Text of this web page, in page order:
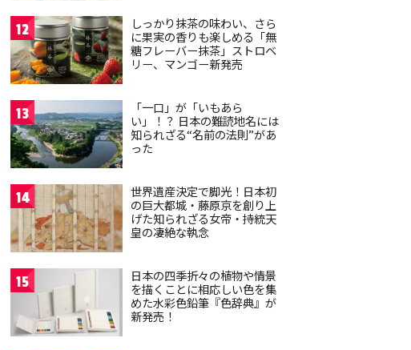
12
しっかり抹茶の味わい、さら
に果実の香りも楽しめる「無
糖フレーバー抹茶」ストロベ
リー、マンゴー新発売
13
「一口」が「いもあら
い」！？ 日本の難読地名には
知られざる“名前の法則”があ
った
14
世界遺産決定で脚光！日本初
の巨大都城・藤原京を創り上
げた知られざる女帝・持統天
皇の凄絶な執念
15
日本の四季折々の植物や情景
を描くことに相応しい色を集
めた水彩色鉛筆『色辞典』が
新発売！